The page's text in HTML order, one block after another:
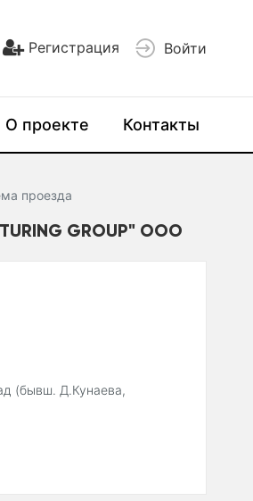
Регистрация Войти
О проекте Контакты
проезда
GROUP" ООО
(бывш. Д.Кунаева,